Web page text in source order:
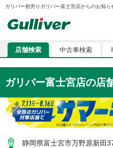
ガリバー初売りガリバー富士宮店からのお知
店舗検索 中古車検索
ガリバー富士宮店の店
静岡県富士宮市万野原新田